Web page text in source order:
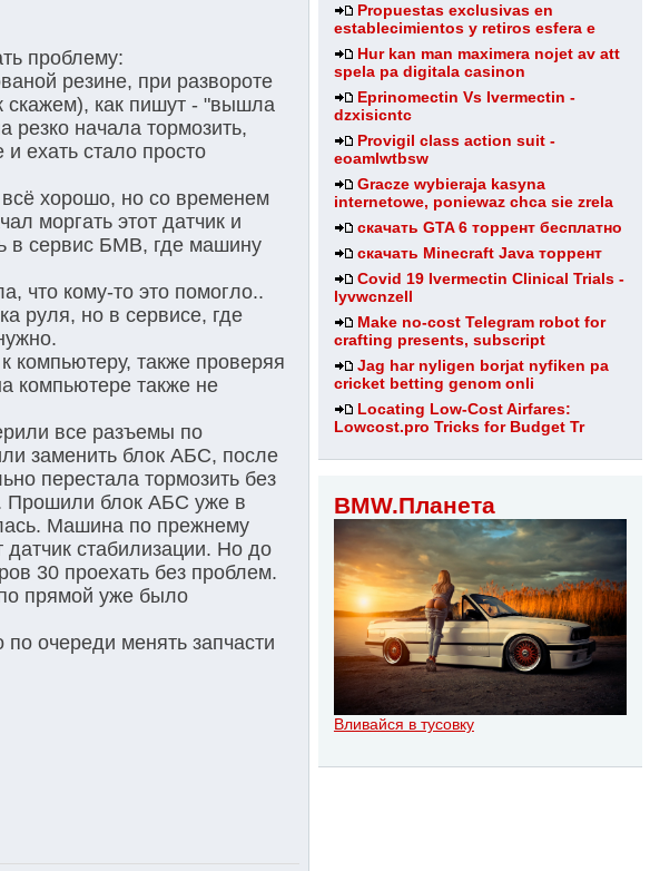
Propuestas exclusivas en
establecimientos y retiros esfera e
Hur kan man maximera nojet av att
spela pa digitala casinon
Eprinomectin Vs Ivermectin -
dzxisicntc
Provigil class action suit -
eoamlwtbsw
Gracze wybieraja kasyna
internetowe, poniewaz chca sie zrela
скачать GTA 6 торрент бесплатно
скачать Minecraft Java торрент
Covid 19 Ivermectin Clinical Trials -
lyvwcnzell
Make no-cost Telegram robot for
crafting presents, subscript
Jag har nyligen borjat nyfiken pa
cricket betting genom onli
Locating Low-Cost Airfares:
Lowcost.pro Tricks for Budget Tr
BMW.Планета
Вливайся в тусовку
проблему:
резине, при развороте
скажем), как пишут - "вышла
резко начала тормозить,
ехать стало просто
хорошо, но со временем
моргать этот датчик и
в сервис БМВ, где машину
что кому-то это помогло..
руля, но в сервисе, где
также проверяя
компьютере также не
все разъемы по
заменить блок АБС, после
перестала тормозить без
Прошили блок АБС уже в
Машина по прежнему
стабилизации. Но до
30 проехать без проблем.
прямой уже было
очереди менять запчасти